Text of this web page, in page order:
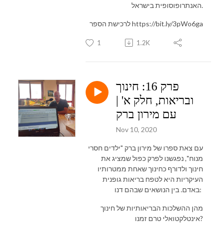
האנתרופוסופית בישראל.
לרכישת הספר https://bit.ly/3pWo6ga
1 1.2K
פרק 16: חינוך
ובריאות, חלק א' |
עם מירון ברק
Nov 10, 2020
עם צאת ספרו של מירון ברק "ילדים חסרי
מנוח", נפגשנו לפרק כפול שמציג את
חינוך ולדורף כחינוך שאחת ממטרותיו
העיקריות היא לטפח בריאות גופנית
באדם. בין הנושאים שבהם דנו:
מהן ההשלכות הבריאותיות של חינוך
אינטלקטואלי טרם זמנו?